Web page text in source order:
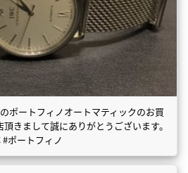
ポートフィノオートマティックのお買
きまして誠にありがとうございます。
ポートフィノ